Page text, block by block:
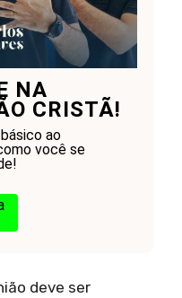
NA
CRISTÃ!
ao
você se
deve ser